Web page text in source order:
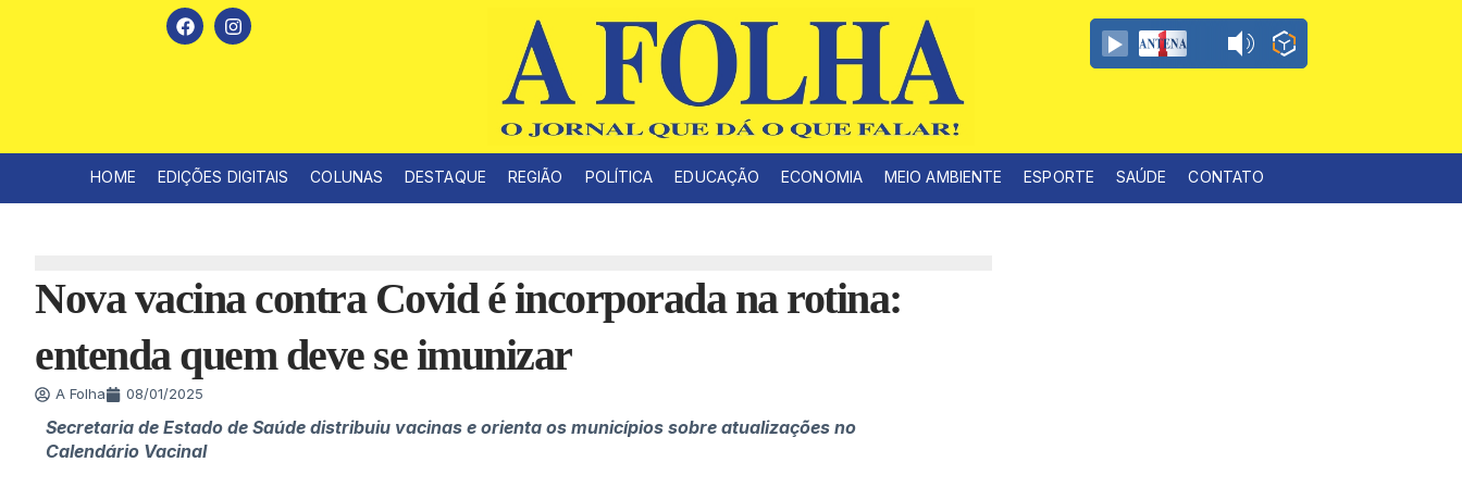
HOME EDIÇÕES DIGITAIS COLUNAS DESTAQUE REGIÃO POLÍTICA EDUCAÇÃO ECONOMIA MEIO AMBIENTE ESPORTE SAÚDE CONTATO
Nova vacina contra Covid é incorporada na rotina:
entenda quem deve se imunizar
A Folha 08/01/2025
Secretaria de Estado de Saúde distribuiu vacinas e orienta os municípios sobre atualizações no
Calendário Vacinal